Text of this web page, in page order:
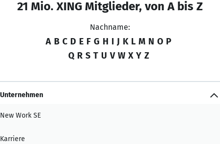
21 Mio. XING Mitglieder, von A bis Z
Nachname:
A B C D E F G H I J K L M N O P
Q R S T U V W X Y Z
Unternehmen
New Work SE
Karriere